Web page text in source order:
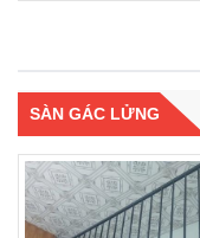
SÀN GÁC LỬNG